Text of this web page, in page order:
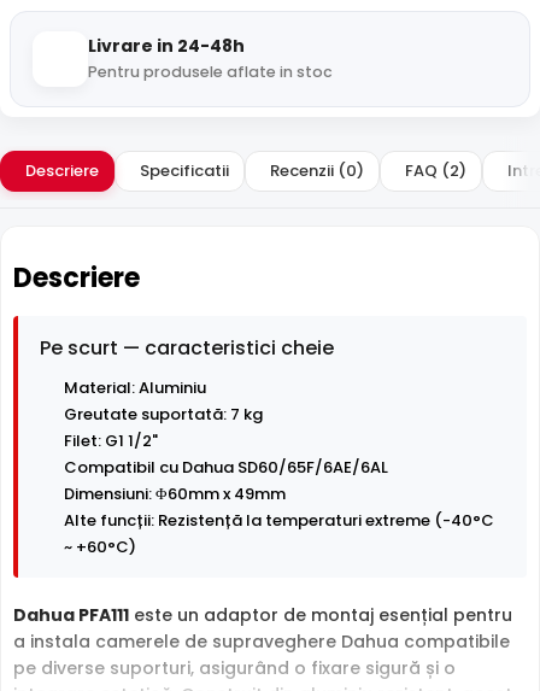
Livrare in 24-48h
Pentru produsele aflate in stoc
Descriere Specificatii Recenzii (0) FAQ (2)
Descriere
Pe scurt — caracteristici cheie
Material: Aluminiu
Greutate suportată: 7 kg
Filet: G1 1/2"
Compatibil cu Dahua SD60/65F/6AE/6AL
Dimensiuni: Φ60mm x 49mm
Alte funcții: Rezistență la temperaturi extreme (-40°C
~ +60°C)
Dahua PFA111 este un adaptor de montaj esențial pentru
a instala camerele de supraveghere Dahua compatibile
pe diverse suporturi, asigurând o fixare sigură și o